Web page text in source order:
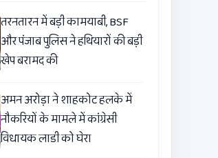
तरनतारन में बड़ी कामयाबी, BSF
और पंजाब पुलिस ने हथियारों की बड़ी
खेप बरामद की
अमन अरोड़ा ने शाहकोट हलके में
नौकरियों के मामले में कांग्रेसी
विधायक लाडी को घेरा